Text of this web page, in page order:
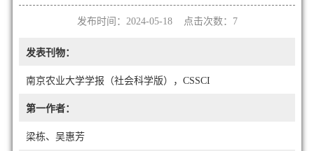
发布时间：2024-05-18 点击次数： 7
发表刊物：
南京农业大学学报（社会科学版），CSSCI
第一作者：
梁栋、吴惠芳